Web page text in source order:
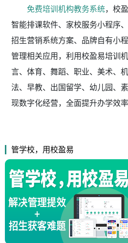
免费培训机构教务系统，校
智能排课软件、家校服务小程序
招生营销系统方案、品牌自有小
管理相关应用，利用校盈易培训
言、体育、舞蹈、职业、美术、
法、早教、出国留学、幼儿园、
现数字化经营，全面提升办学效率
管学校，用校盈易